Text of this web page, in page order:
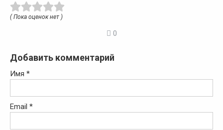
( Пока оценок нет )
0
Добавить комментарий
Имя *
Email *